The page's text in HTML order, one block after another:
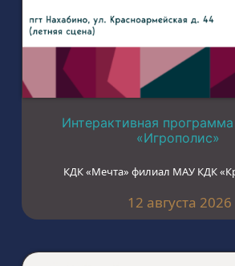
Интерактивная
«Игрополис»
КДК «Мечта» филиал МАУ КДК
12 августа 2026